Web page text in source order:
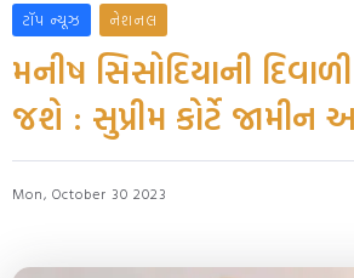
ટૉપ ન્યૂઝ નેશનલ
મનીષ સિસોદિયાની
જશે : સુપ્રીમ કોર્ટે જામીન
Mon, October 30 2023